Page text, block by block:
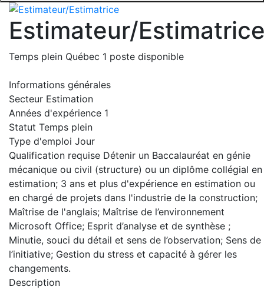
Estimateur/
Temps plein Québec 1 poste disponible
Informations générales
Secteur Estimation
Années d'expérience 1
Statut Temps plein
Type d'emploi Jour
Qualification requise Détenir un Baccalauréat en génie
mécanique ou civil (structure) ou un diplôme collégial en
estimation; 3 ans et plus d'expérience en estimation ou
en chargé de projets dans l'industrie de la construction;
Maîtrise de l'anglais; Maîtrise de l’environnement
Microsoft Office; Esprit d’analyse et de synthèse ;
Minutie, souci du détail et sens de l’observation; Sens de
l’initiative; Gestion du stress et capacité à gérer les
changements.
Description